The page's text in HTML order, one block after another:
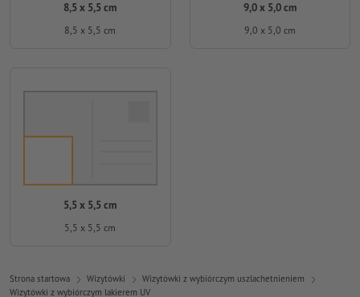
8,5 x 5,5 cm
8,5 x 5,5 cm
9,0 x 5,0 cm
9,0 x 5,0 cm
5,5 x 5,5 cm
5,5 x 5,5 cm
Strona startowa Wizytówki
Wizytówki z wybiórczym uszlachetnieniem
Wizytówki z wybiórczym lakierem UV